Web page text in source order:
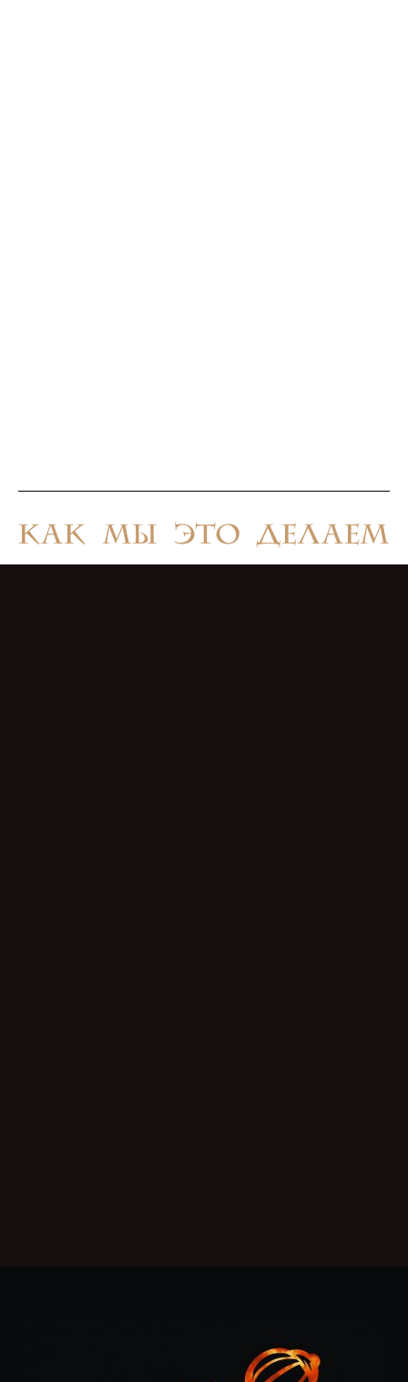
КАК МЫ ЭТО ДЕЛАЕМ